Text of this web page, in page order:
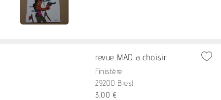
revue MAD a choisir
Finistère
29200 Brest
3,00 €